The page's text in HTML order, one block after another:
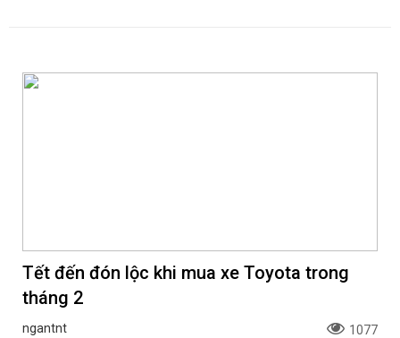
Tết đến đón lộc khi mua xe Toyota trong
tháng 2
ngantnt 1077